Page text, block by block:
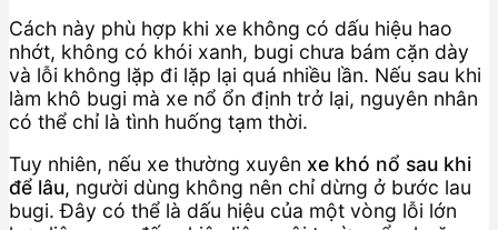
Cách này phù hợp khi xe không có dấu hiệu hao
nhớt, không có khói xanh, bugi chưa bám cặn dày
và lỗi không lặp đi lặp lại quá nhiều lần. Nếu sau khi
làm khô bugi mà xe nổ ổn định trở lại, nguyên nhân
có thể chỉ là tình huống tạm thời.
Tuy nhiên, nếu xe thường xuyên xe khó nổ sau khi
để lâu, người dùng không nên chỉ dừng ở bước lau
bugi. Đây có thể là dấu hiệu của một vòng lỗi lớn